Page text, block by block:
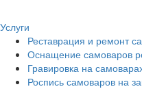
Услуги
Реставрация и ремонт
Оснащение самоваров
Гравировка на
Роспись самоваров на